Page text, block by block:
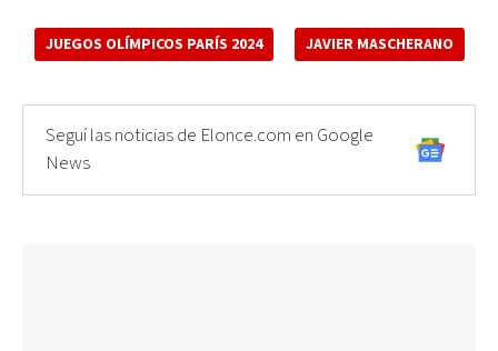
JUEGOS OLÍMPICOS PARÍS 2024 JAVIER MASCHERANO
Seguí las noticias de Elonce.com en Google
News